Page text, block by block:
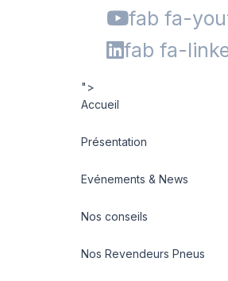
fab fa-
fab fa-
">
Accueil
Présentation
Evénements & News
Nos conseils
Nos Revendeurs Pneus